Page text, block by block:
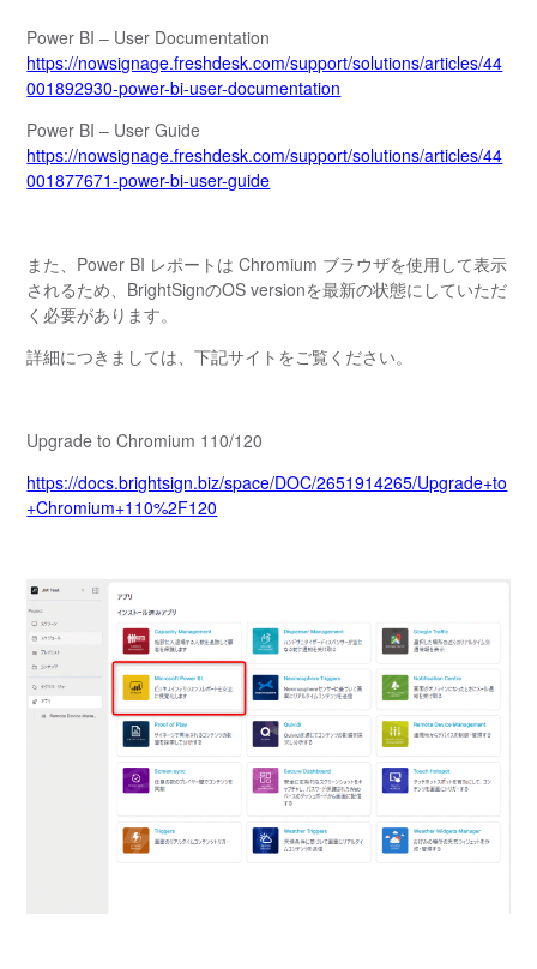
Power BI – User Documentation
https://nowsignage.freshdesk.com/support/solutions/articles/44
001892930-power-bi-user-documentation
Power BI – User Guide
https://nowsignage.freshdesk.com/support/solutions/articles/44
001877671-power-bi-user-guide
また、Power BI レポートは Chromium ブラウザを使用して表示
されるため、BrightSignのOS versionを最新の状態にしていただ
く必要があります。
詳細につきましては、下記サイトをご覧ください。
Upgrade to Chromium 110/120
https://docs.brightsign.biz/space/DOC/2651914265/Upgrade+to
+Chromium+110%2F120